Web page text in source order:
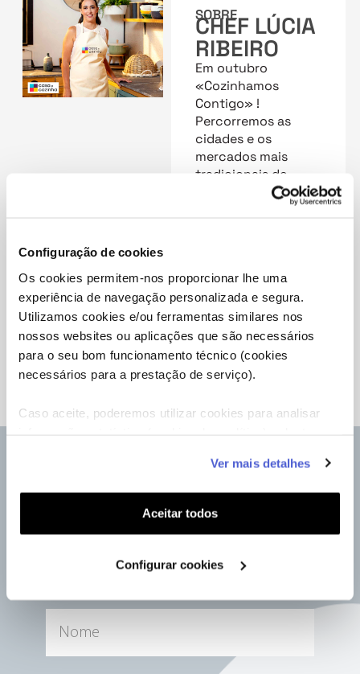
Configuração de cookies
Os cookies permitem-nos proporcionar lhe uma
experiência de navegação personalizada e segura.
Utilizamos cookies e/ou ferramentas similares nos
nossos websites ou aplicações que são necessários
para o seu bom funcionamento técnico (cookies
necessários para a prestação de serviço).
Caso aceite, poderemos utilizar cookies para analisar
funcionalidades (cookies de personalização e
funcionalidade) e adaptar anúncios aos seus interesses
(cookies de publicidade personalizada). Pode gerir a
Ver mais detalhes
Aceitar todos
Configurar cookies
SOBRE
CHEF LÚCIA
RIBEIRO
Em outubro
«Cozinhamos
Contigo» !
Percorremos as
cidades e os
mercados mais
tradicionais de
Portugal à procura
AS TEMPORADAS
Temporada 1
Casa e Cozinha
NEWSLETTER
Inspira-te! Subscreve a nossa newsletter e descobre
conteúdos incríveis, receitas deliciosas e muito mais.